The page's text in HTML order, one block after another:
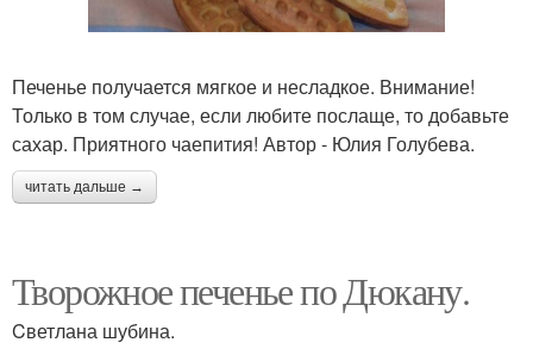
Печенье получается мягкое и несладкое. Внимание!
Только в том случае, если любите послаще, то добавьте
сахар. Приятного чаепития! Автор - Юлия Голубева.
читать дальше →
Творожное печенье по Дюкану.
Cветлана шубина.